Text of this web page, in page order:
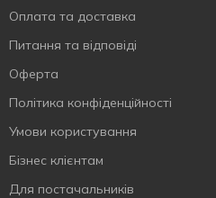
Оплата та доставка
Питання та відповіді
Оферта
Політика конфіденційності
Умови користування
Бізнес клієнтам
Для постачальників